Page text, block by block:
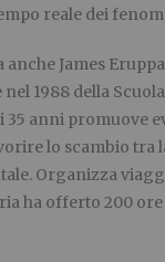
reale dei
James
1988 della
35 anni promuove
lo scambio tra
Organizza
ha offerto 200